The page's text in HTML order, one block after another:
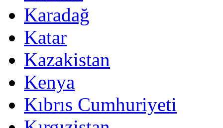
Karadağ
Katar
Kazakistan
Kenya
Kıbrıs Cumhuriyeti